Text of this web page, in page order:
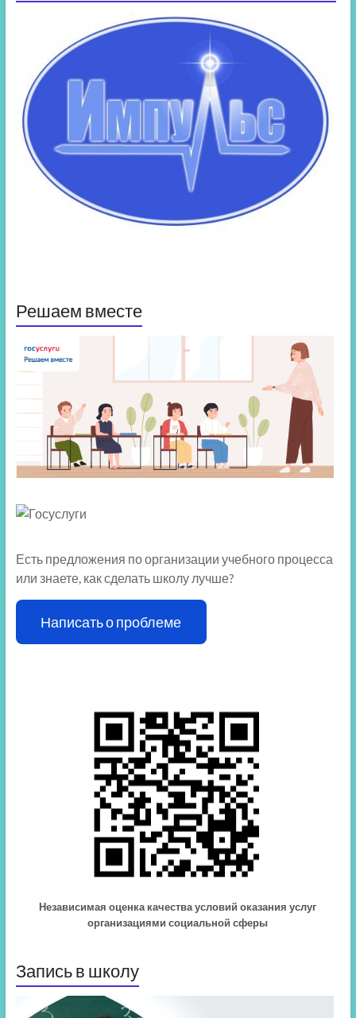
Решаем вместе
Есть предложения по организации учебного процесса
или знаете, как сделать школу лучше?
Написать о проблеме
Независимая оценка качества условий оказания услуг
организациями социальной сферы
Запись в школу